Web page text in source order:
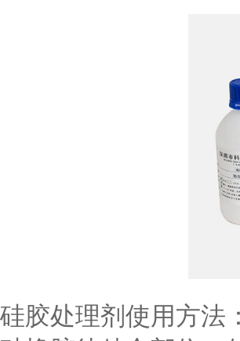
硅胶处理剂使用方法